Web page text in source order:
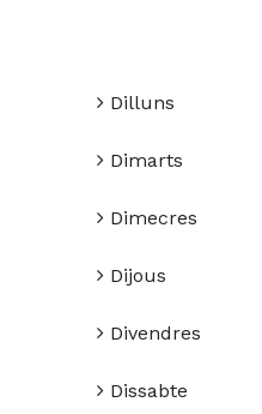
Dilluns
Dimarts
Dimecres
Dijous
Divendres
Dissabte